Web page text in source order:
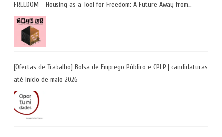
FREEDOM – Housing as a Tool for Freedom: A Future Away from
Incarceration” | até 8 de maio
[Ofertas de Trabalho] Bolsa de Emprego Público e CPLP | candidaturas
até início de maio 2026